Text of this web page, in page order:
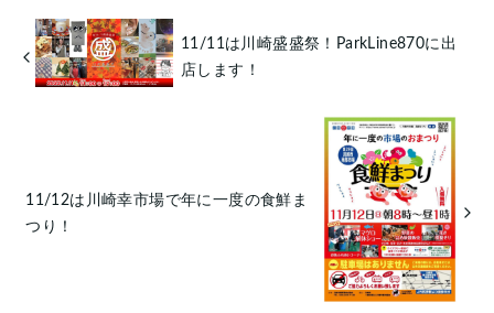
11/11は川崎盛盛祭！ParkLine870に出
店します！
11/12は川崎幸市場で年に一度の食鮮ま
つり！